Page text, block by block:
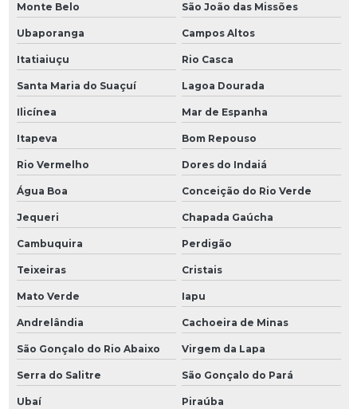
Monte Belo São João das Missões
Ubaporanga Campos Altos
Itatiaiuçu Rio Casca
Santa Maria do Suaçuí Lagoa Dourada
Ilicínea Mar de Espanha
Itapeva Bom Repouso
Rio Vermelho Dores do Indaiá
Água Boa Conceição do Rio Verde
Jequeri Chapada Gaúcha
Cambuquira Perdigão
Teixeiras Cristais
Mato Verde Iapu
Andrelândia Cachoeira de Minas
São Gonçalo do Rio Abaixo Virgem da Lapa
Serra do Salitre São Gonçalo do Pará
Ubaí Piraúba